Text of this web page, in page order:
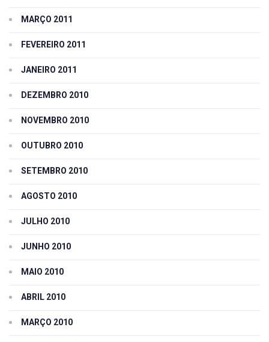
MARÇO 2011
FEVEREIRO 2011
JANEIRO 2011
DEZEMBRO 2010
NOVEMBRO 2010
OUTUBRO 2010
SETEMBRO 2010
AGOSTO 2010
JULHO 2010
JUNHO 2010
MAIO 2010
ABRIL 2010
MARÇO 2010